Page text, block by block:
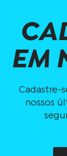
EM
Cadastre-
nossos